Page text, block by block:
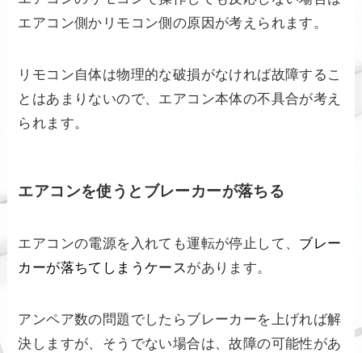
エアコン側かリモコン側の原因が考えられます。
リモコン自体は物理的な破損がなければ故障するこ
とはあまりないので、エアコン本体の不具合が考え
られます。
エアコンを使うとブレーカーが落ちる
エアコンの電源を入れても運転が停止して、 ブレー
カーが落ちてしまうケースがあります。
アンペア数の問題でしたらブレーカーを上げれば解
決しますが、そうでない場合は、故障の可能性があ